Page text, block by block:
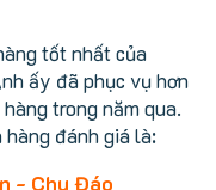
tốt nhất của
ấy đã phục vụ hơn
trong năm qua.
đánh giá là:
- Chu Đáo